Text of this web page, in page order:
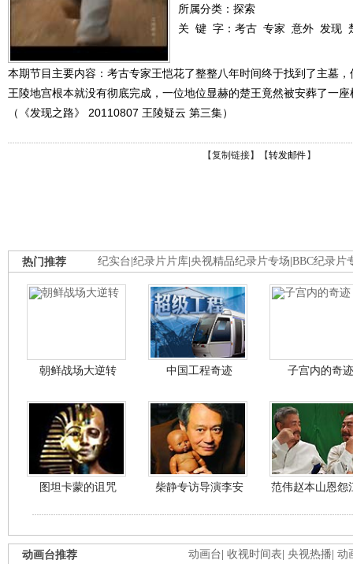
所属分类：探索
关 键 字： 考古 专家 意外 发现
本期节目主要内容：考古专家王恺花了整整八年时间终于找到了主墓
王陵地宫根本就没有彻底完成，一位地位显赫的楚王竟然被安葬了一
（《发现之路》 20110807 王陵疑云 第三集）
【复制链接】【转发邮件 】
纪实台 纪录片片库 央视精品纪录片专场 BBC纪录片
热门推荐
朝鲜战场大逆转 中国工程奇迹 子宫内的奇迹
图坦卡蒙的诅咒 柴静专访导演李安 范伟赵本山恩怨
动画台 收视时间表 央视热播 动
动画台推荐